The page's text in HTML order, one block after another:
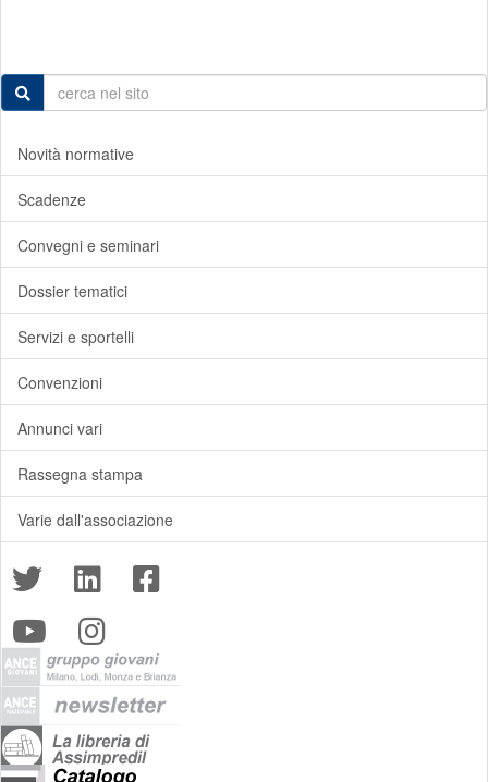
Novità normative
Scadenze
Convegni e seminari
Dossier tematici
Servizi e sportelli
Convenzioni
Annunci vari
Rassegna stampa
Varie dall'associazione